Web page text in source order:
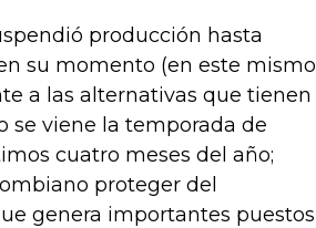
producción hasta
su momento (en este mismo
a las alternativas que tienen
se viene la temporada de
cuatro meses del año;
proteger del
genera importantes puestos